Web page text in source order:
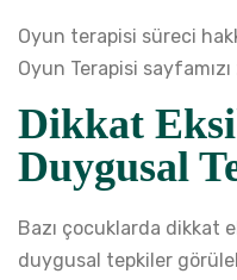
Oyun terapisi süreci
Oyun Terapisi
Dikkat
Duygusal
Bazı çocuklarda dikkat
duygusal tepkiler